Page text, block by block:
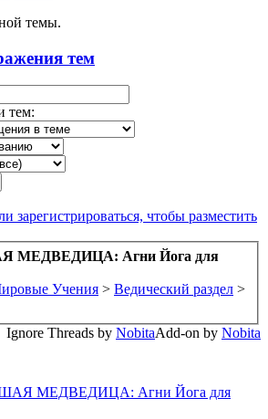
темы.
тем
тем:
чтобы разместить
МЕДВЕДИЦА: Агни Йога для
Учения > Ведический раздел >
Add-on by Nobita
Ignore Threads by Nobita